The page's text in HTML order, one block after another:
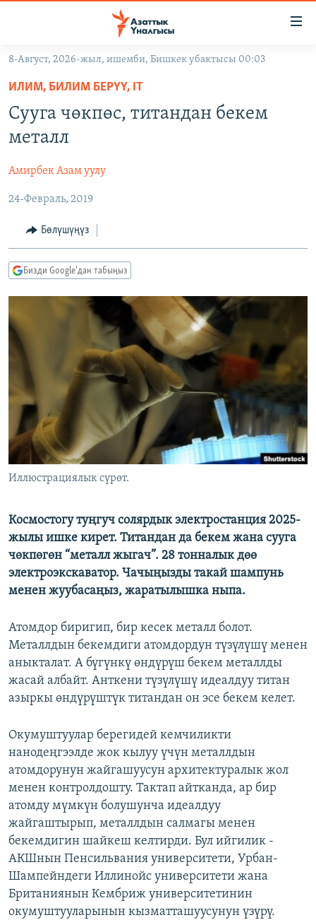
Навигацияга
өтүңүз
Издөөгө
салыңызКЫРГЫЗСТАН
ЭКОНОМИКА
МАДАНИЯТ
ДҮЙНӨ
БОРБОР АЗИЯ
АТАЙЫН ИЛИКТӨӨ
ТВ ПРОГРАММАЛАР
БҮГҮН АЗАТТЫКТА
БИЗ ЖАНА ДҮЙНӨ
ЫҢГАЙСЫЗ СУРООЛОР
ПОДКАСТ
ӨЗГӨЧӨ ПИКИР
ОНЛАЙН ШЕРИНЕ
ЭЕ/АРнун бардык сайттары
8-Август, 2026-жыл, ишемби, Бишкек убактысы 00:03
ИЛИМ, БИЛИМ БЕРҮҮ, IT
Сууга чөкпөс, титандан бекем
металл
Амирбек Азам уулу
24-Февраль, 2019
Бөлүшүңүз
Бизди Google'дан табыңыз
Иллюстрациялык сүрөт.
Космостогу туңгуч солярдык электростанция 2025-
жылы ишке кирет. Титандан да бекем жана сууга
чөкпөгөн “металл жыгач”. 28 тонналык дөө
электроэкскаватор. Чачыңызды такай шампунь
менен жуубасаңыз, жаратылышка ныпа.
Атомдор биригип, бир кесек металл болот.
Металлдын бекемдиги атомдордун түзүлүшү менен
аныкталат. А бүгүнкү өндүрүш бекем металлды
жасай албайт. Анткени түзүлүшү идеалдуу титан
азыркы өндүрүштүк титандан он эсе бекем келет.
Окумуштуулар берегидей кемчиликти
нанодеңгээлде жок кылуу үчүн металлдын
атомдорунун жайгашуусун архитектуралык жол
менен контролдошту. Тактап айтканда, ар бир
атомду мүмкүн болушунча идеалдуу
жайгаштырып, металлдын салмагы менен
бекемдигин шайкеш келтирди. Бул ийгилик -
АКШнын Пенсильвания университети, Урбан-
Шампейндеги Иллинойс университети жана
Британиянын Кембриж университетинин
окумуштууларынын кызматташуусунун үзүрү.